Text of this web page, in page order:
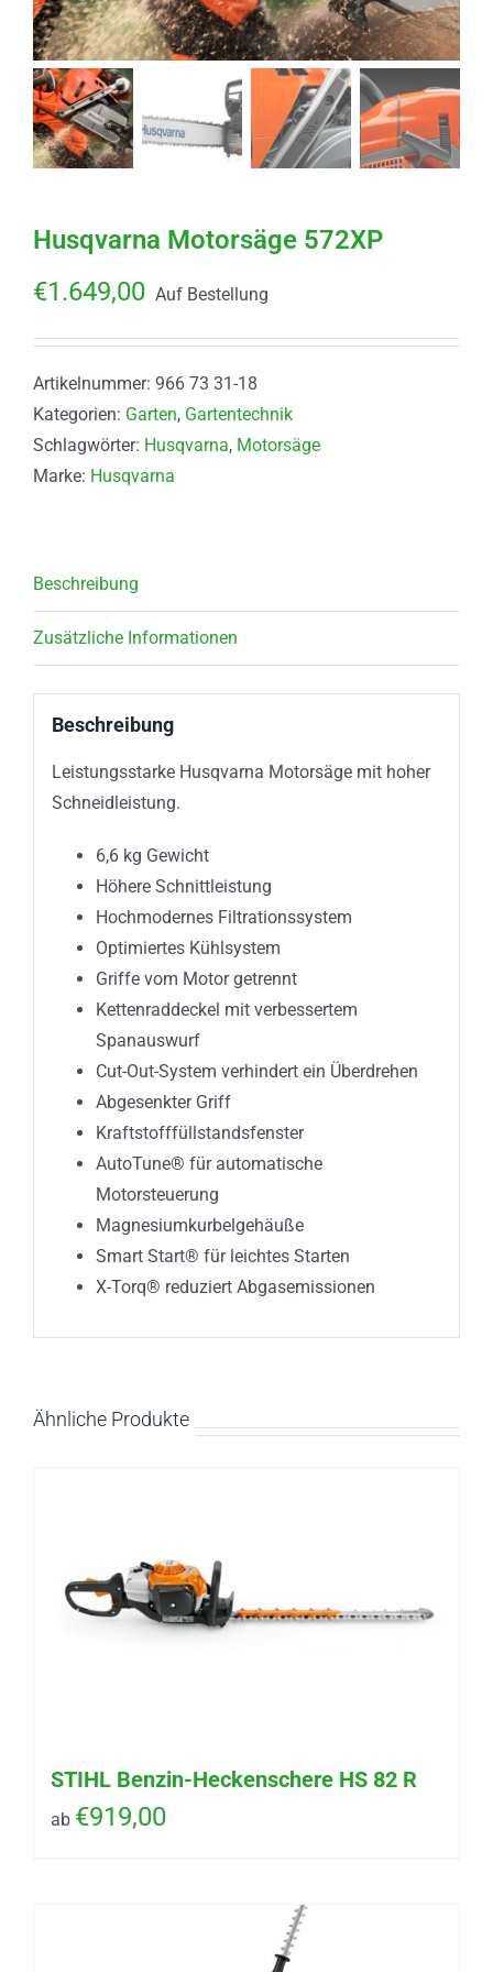
Husqvarna Motorsäge 572XP
€1.649,00 Auf Bestellung
Artikelnummer: 966 73 31-18
Kategorien: Garten, Gartentechnik
Schlagwörter: Husqvarna, Motorsäge
Marke: Husqvarna
Beschreibung
Zusätzliche Informationen
Beschreibung
Leistungsstarke Husqvarna Motorsäge mit hoher
Schneidleistung.
6,6 kg Gewicht
Höhere Schnittleistung
Hochmodernes Filtrationssystem
Optimiertes Kühlsystem
Griffe vom Motor getrennt
Kettenraddeckel mit verbessertem
Spanauswurf
Cut-Out-System verhindert ein Überdrehen
Abgesenkter Griff
Kraftstofffüllstandsfenster
AutoTune® für automatische
Motorsteuerung
Magnesiumkurbelgehäuße
Smart Start® für leichtes Starten
X-Torq® reduziert Abgasemissionen
Ähnliche Produkte
STIHL Benzin-Heckenschere HS 82 R
ab €919,00